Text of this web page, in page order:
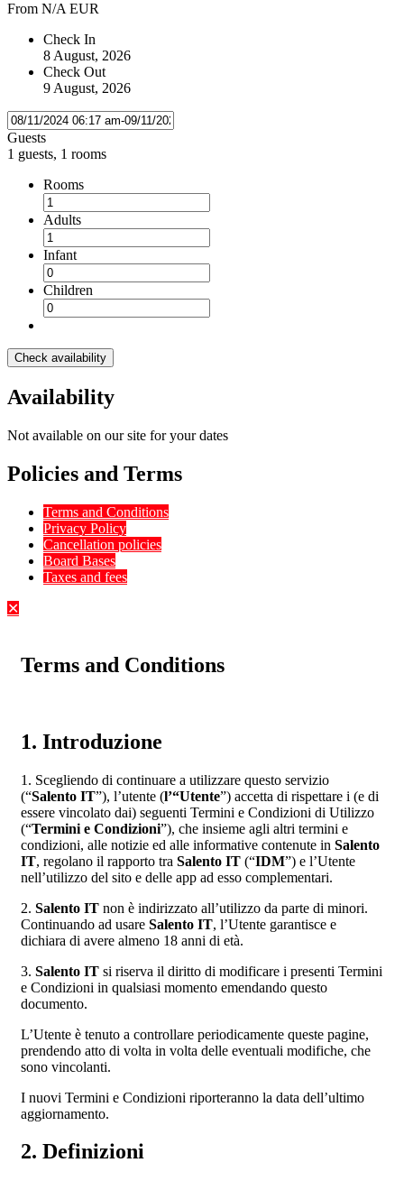
From N/A EUR
Check In
8 August, 2026
Check Out
9 August, 2026
Guests
1 guests, 1 rooms
Rooms
Adults
Infant
Children
Check availability
Availability
Not available on our site for your dates
Policies and Terms
Terms and Conditions
Privacy Policy
Cancellation policies
Board Bases
Taxes and fees
✕
Terms and Conditions
1. Introduzione
1. Scegliendo di continuare a utilizzare questo servizio
(“Salento IT”), l’utente (l’“Utente”) accetta di rispettare i (e di
essere vincolato dai) seguenti Termini e Condizioni di Utilizzo
(“Termini e Condizioni”), che insieme agli altri termini e
condizioni, alle notizie ed alle informative contenute in Salento
IT, regolano il rapporto tra Salento IT (“IDM”) e l’Utente
nell’utilizzo del sito e delle app ad esso complementari.
2. Salento IT non è indirizzato all’utilizzo da parte di minori.
Continuando ad usare Salento IT, l’Utente garantisce e
dichiara di avere almeno 18 anni di età.
3. Salento IT si riserva il diritto di modificare i presenti Termini
e Condizioni in qualsiasi momento emendando questo
documento.
L’Utente è tenuto a controllare periodicamente queste pagine,
prendendo atto di volta in volta delle eventuali modifiche, che
sono vincolanti.
I nuovi Termini e Condizioni riporteranno la data dell’ultimo
aggiornamento.
2. Definizioni